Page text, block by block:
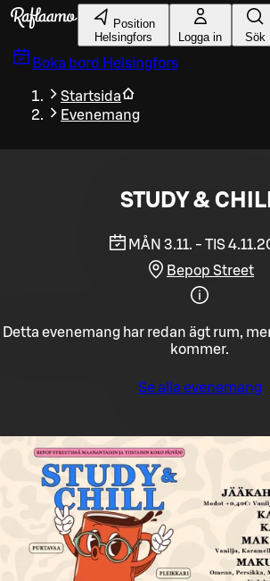
Gå till huvudinnehållet
Position
Helsingfors
Logga in Sök
Boka bord Helsingfors
Startsida
Evenemang
STUDY &
MÅN 3.11. - TIS
Bepop Street
Detta evenemang har redan ägt rum,
kommer.
Se alla evenemang